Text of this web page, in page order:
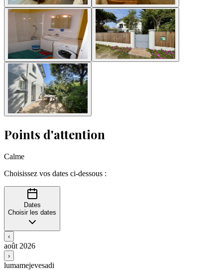
Points d'attention
Calme
Choisissez vos dates ci-dessous :
Dates
Choisir les dates
‹
août 2026
›
lumamejevesadi